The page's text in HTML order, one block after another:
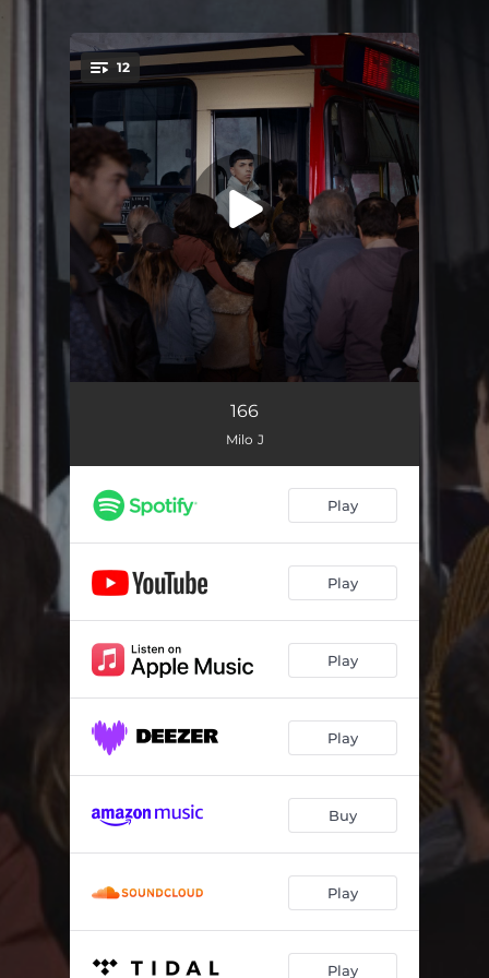
You're all set!
12
3 PECADOS DESPUES…
ANTES DE LOS 20
NI CARLOS NI JOSE 01:52
A VOS
PARAISO (daña) 04:46
ALIOLI
NO HAGO TRAP 02:11
02:14
SANGRE PARA DERRAMAR 02:44
HIPPIE 02:33
166
Milo J
Play
Play
Play
Play
Buy
Play
Play